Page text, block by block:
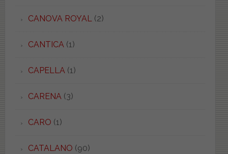
CANOVA ROYAL (2)
CANTICA (1)
CAPELLA (1)
CARENA (3)
CARO (1)
CATALANO (90)